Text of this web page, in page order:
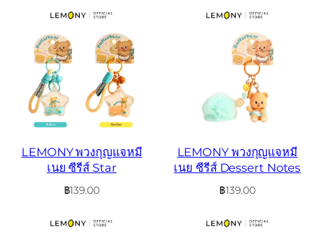
LEMONY พวงกุญแจหมี
เนย ซีรีส์ Star
฿139.00
LEMONY พวงกุญแจหมี
เนย ซีรีส์ Dessert Notes
฿139.00